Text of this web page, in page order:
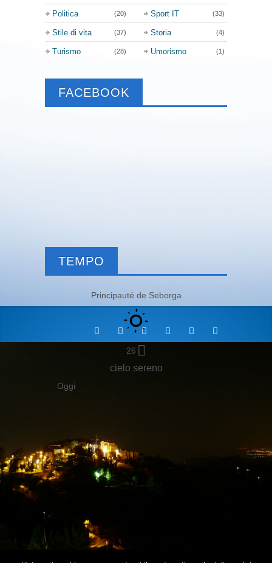
Politica (20) Sport IT (33)
Stile di vita (37) Storia (4)
Turismo (28) Umorismo (1)
FACEBOOK
TEMPO
Principauté de Seborga
26
cielo sereno
Oggi